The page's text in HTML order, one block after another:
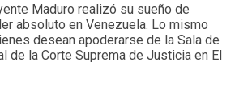
Maduro realizó su sueño de
absoluto en Venezuela. Lo mismo
desean apoderarse de la Sala de
de la Corte Suprema de Justicia en El